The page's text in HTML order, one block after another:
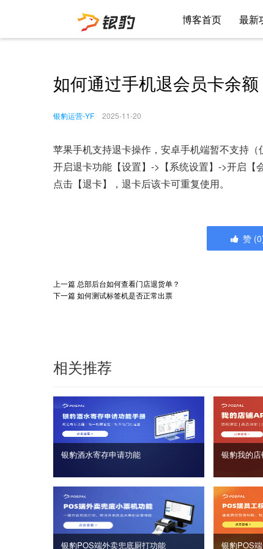
博客首页 最新
如何通过手机退会员卡余额
银豹运营-YF 2025-11-20
苹果手机支持退卡操作，安卓手机端暂不支持
开启退卡功能【设置】->【系统设置】->开启
点击【退卡】，退卡后该卡可重复使用。
赞 (0
上一篇 总部后台如何查看门店退货单？
下一篇如何测试标签机是否正常出票
相关推荐
银豹酒水寄存申请功能 银豹我的
银豹POS端外卖兜底厨打功能 银豹POS